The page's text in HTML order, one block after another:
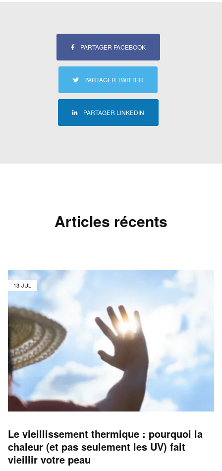
PARTAGER FACEBOOK
PARTAGER TWITTER
PARTAGER LINKEDIN
Articles récents
13 JUL
Le vieillissement thermique : pourquoi la
chaleur (et pas seulement les UV) fait
vieillir votre peau